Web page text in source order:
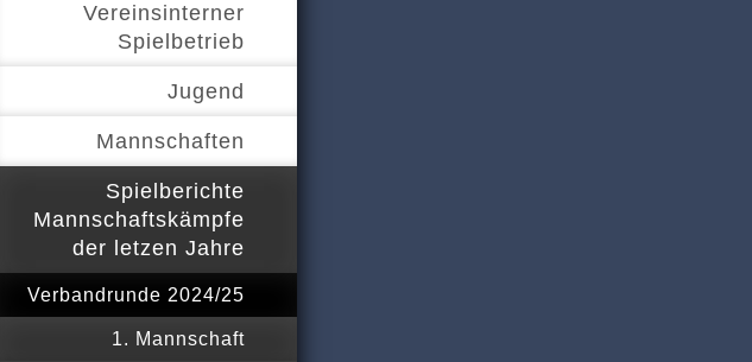
Vereinsinterner
Spielbetrieb
Jugend
Mannschaften
Spielberichte
Mannschaftskämpfe
der letzen Jahre
Verbandrunde 2024/25
1. Mannschaft